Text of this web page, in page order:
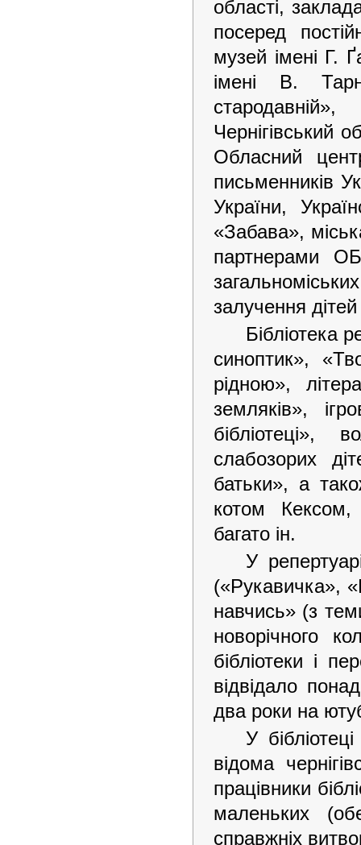
області,
посеред
музей імені Г.
імені В.
Чернігівський
Обласний
письменників
України,
«Забава»,
партнерами
залучення
Бібліотека
синоптик»,
рідною»,
земляків»,
бібліотеці»,
слабозорих
батьки», а
котом Кексом,
багато ін.
У
(«Рукавичка»,
навчись» (з
новорічного
бібліотеки і
відвідало
два роки на
У
відома
працівники
маленьких
справжніх